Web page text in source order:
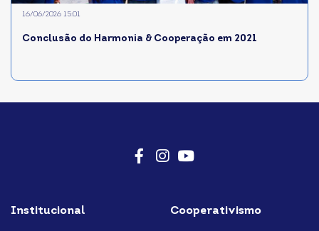
Conclusão do Harmonia & Cooperação em 2021
16/06/2026 15:01
Institucional Cooperativismo